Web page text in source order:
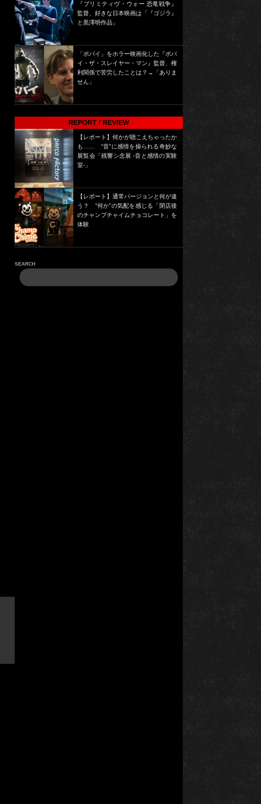
『プリミティヴ・ウォー 恐竜戦争』
監督、好きな日本映画は「『ゴジラ』
と黒澤明作品」
「ポパイ」をホラー映画化した『ポパ
イ・ザ・スレイヤー・マン』監督、権
利関係で苦労したことは？→「ありま
せん」
REPORT / REVIEW
【レポート】何かが聴こえちゃったか
も…… “音”に感情を操られる奇妙な
展覧会「残響シ念展 -⾳と感情の実験
室-」
【レポート】通常バージョンと何が違
う？ “何か”の気配を感じる「閉店後
のチャンプチャイムチョコレート」を
体験
SEARCH